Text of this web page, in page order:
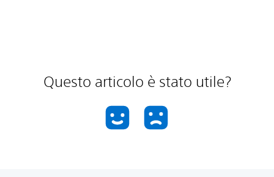
Questo articolo è stato utile?